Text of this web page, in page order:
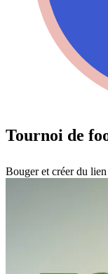
Tournoi de
Bouger et créer du lien